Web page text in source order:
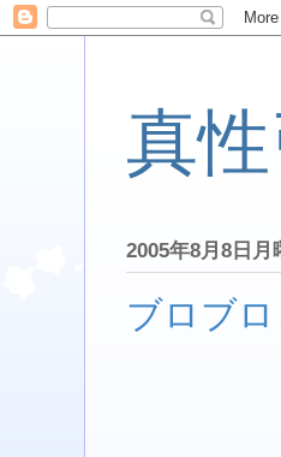
真
2005年8月8日月
ブロブ